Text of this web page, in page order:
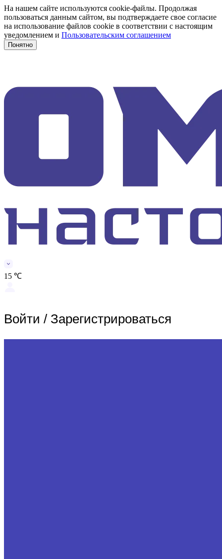
На нашем сайте используются cookie-файлы. Продолжая
пользоваться данным сайтом, вы подтверждаете свое согласие
на использование файлов cookie в соответствии с настоящим
уведомлением и Пользовательским соглашением
Понятно
15 ℃
Войти / Зарегистрироваться